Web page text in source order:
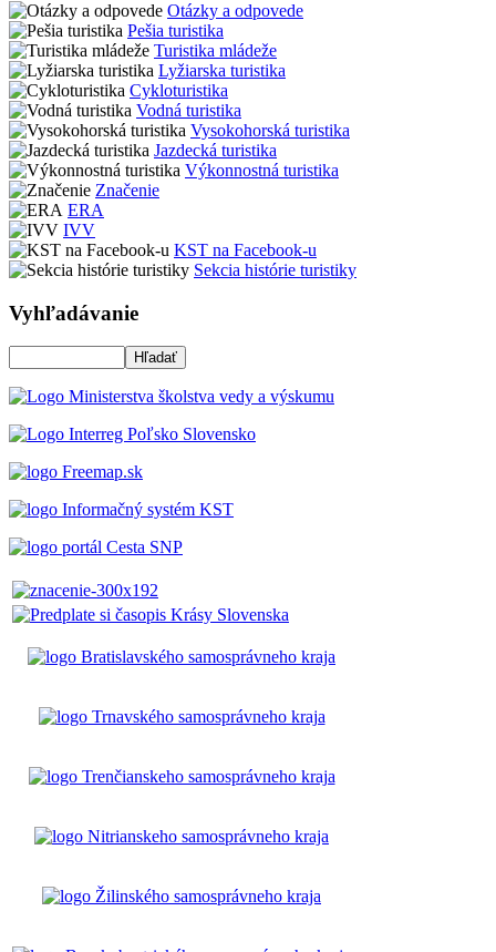
Otázky a odpovede
Pešia turistika
Turistika mládeže
Lyžiarska turistika
Cykloturistika
Vodná turistika
Vysokohorská turistika
Jazdecká turistika
Výkonnostná turistika
Značenie
ERA
IVV
KST na Facebook-u
Sekcia histórie turistiky
Vyhľadávanie